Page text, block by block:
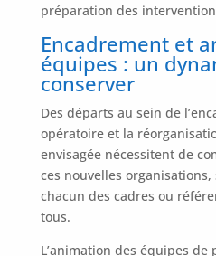
préparation des
Encadrement et
équipes : un
conserver
Des départs au sein de
opératoire et la
envisagée nécessitent de
ces nouvelles
chacun des cadres ou
tous.
L’animation des équipes de